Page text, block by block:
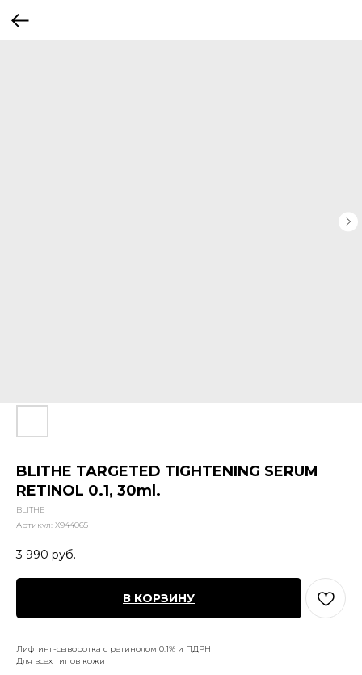
BLITHE TARGETED TIGHTENING SERUM
RETINOL 0.1, 30ml.
BLITHE
Артикул: X944065
3 990 руб.
В КОРЗИНУ
Лифтинг-сыворотка с ретинолом 0.1% и ПДРН
Для всех типов кожи